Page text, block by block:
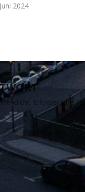
2024
Erforderliche